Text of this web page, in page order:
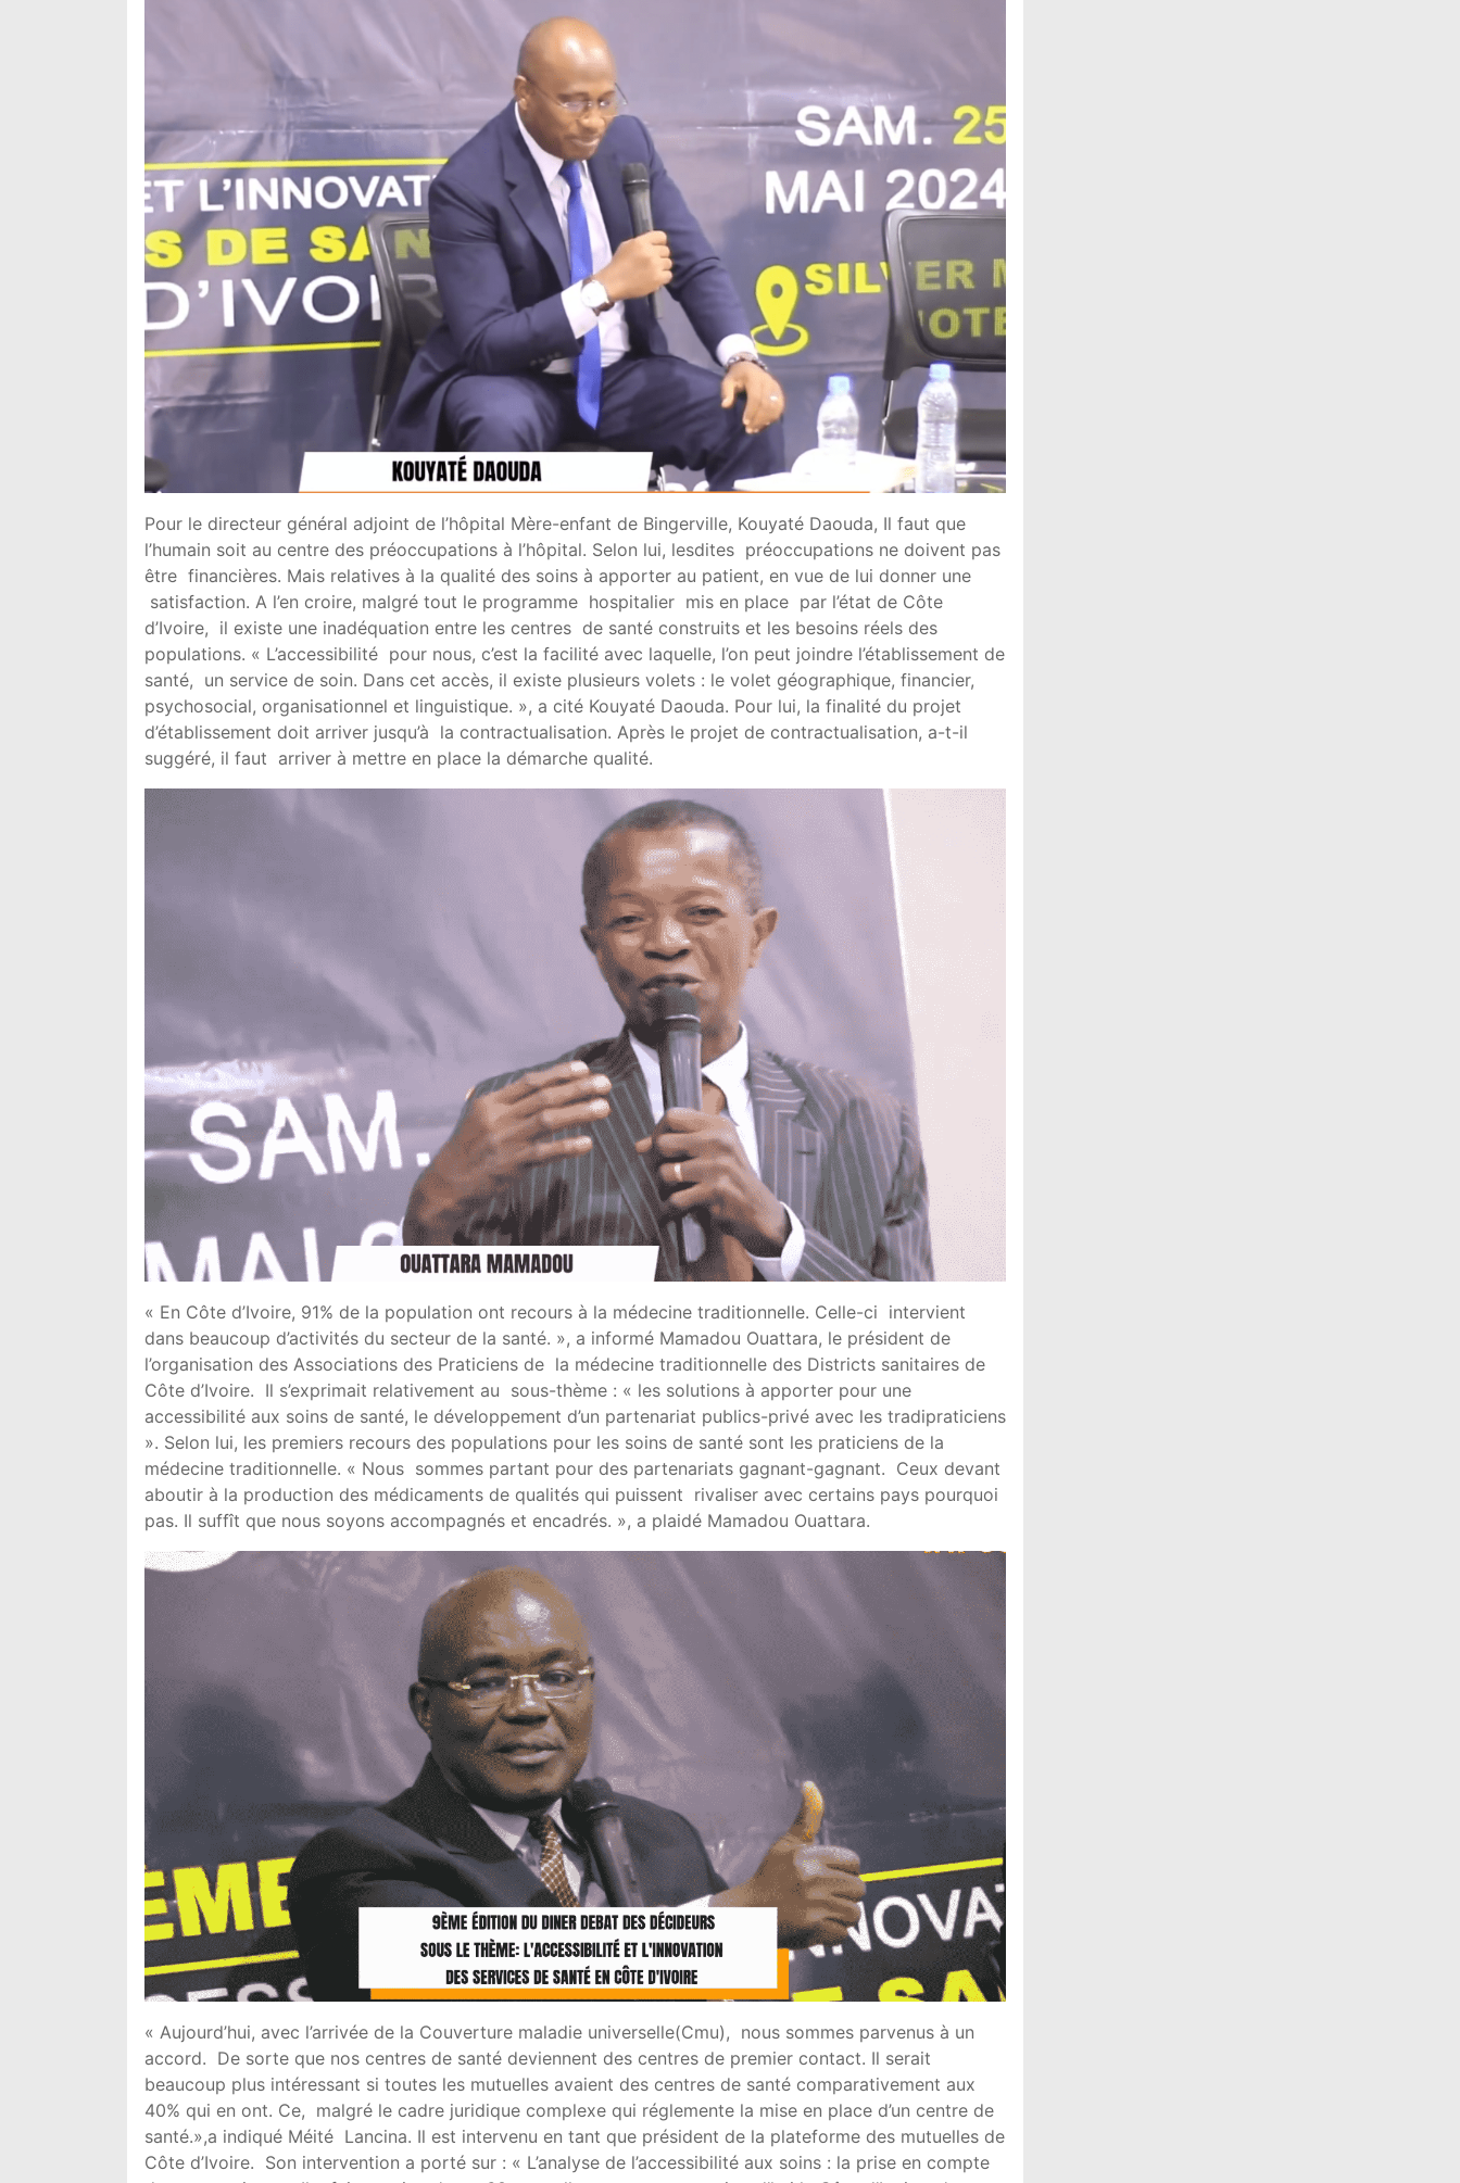
Pour le directeur général adjoint de l’hôpital Mère-enfant de Bingerville, Kouyaté Daouda, Il faut que
l’humain soit au centre des préoccupations à l’hôpital. Selon lui, lesdites préoccupations ne doivent pas
être financières. Mais relatives à la qualité des soins à apporter au patient, en vue de lui donner une
satisfaction. A l’en croire, malgré tout le programme hospitalier mis en place par l’état de Côte
d’Ivoire, il existe une inadéquation entre les centres de santé construits et les besoins réels des
populations. « L’accessibilité pour nous, c’est la facilité avec laquelle, l’on peut joindre l’établissement de
santé, un service de soin. Dans cet accès, il existe plusieurs volets : le volet géographique, financier,
psychosocial, organisationnel et linguistique. », a cité Kouyaté Daouda. Pour lui, la finalité du projet
d’établissement doit arriver jusqu’à la contractualisation. Après le projet de contractualisation, a-t-il
suggéré, il faut arriver à mettre en place la démarche qualité.
« En Côte d’Ivoire, 91% de la population ont recours à la médecine traditionnelle. Celle-ci intervient
dans beaucoup d’activités du secteur de la santé. », a informé Mamadou Ouattara, le président de
l’organisation des Associations des Praticiens de la médecine traditionnelle des Districts sanitaires de
Côte d’Ivoire. Il s’exprimait relativement au sous-thème : « les solutions à apporter pour une
accessibilité aux soins de santé, le développement d’un partenariat publics-privé avec les tradipraticiens
». Selon lui, les premiers recours des populations pour les soins de santé sont les praticiens de la
médecine traditionnelle. « Nous sommes partant pour des partenariats gagnant-gagnant. Ceux devant
aboutir à la production des médicaments de qualités qui puissent rivaliser avec certains pays pourquoi
pas. Il suffît que nous soyons accompagnés et encadrés. », a plaidé Mamadou Ouattara.
« Aujourd’hui, avec l’arrivée de la Couverture maladie universelle(Cmu), nous sommes parvenus à un
accord. De sorte que nos centres de santé deviennent des centres de premier contact. Il serait
beaucoup plus intéressant si toutes les mutuelles avaient des centres de santé comparativement aux
40% qui en ont. Ce, malgré le cadre juridique complexe qui réglemente la mise en place d’un centre de
santé.»,a indiqué Méité Lancina. Il est intervenu en tant que président de la plateforme des mutuelles de
Côte d’Ivoire. Son intervention a porté sur : « L’analyse de l’accessibilité aux soins : la prise en compte